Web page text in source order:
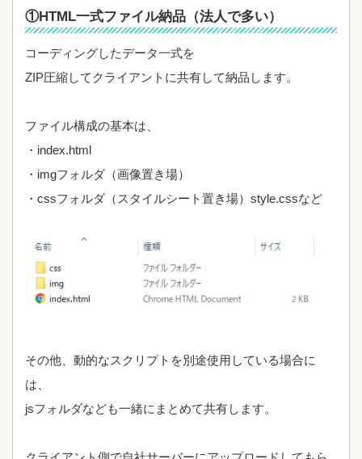
①HTML一式ファイル納品（法人で多い）
コーディングしたデータ一式を
ZIP圧縮してクライアントに共有して納品します。
ファイル構成の基本は、
・index.html
・imgフォルダ（画像置き場）
・cssフォルダ（スタイルシート置き場）style.cssなど
その他、動的なスクリプトを別途使用している場合に
は、
jsフォルダなども一緒にまとめて共有します。